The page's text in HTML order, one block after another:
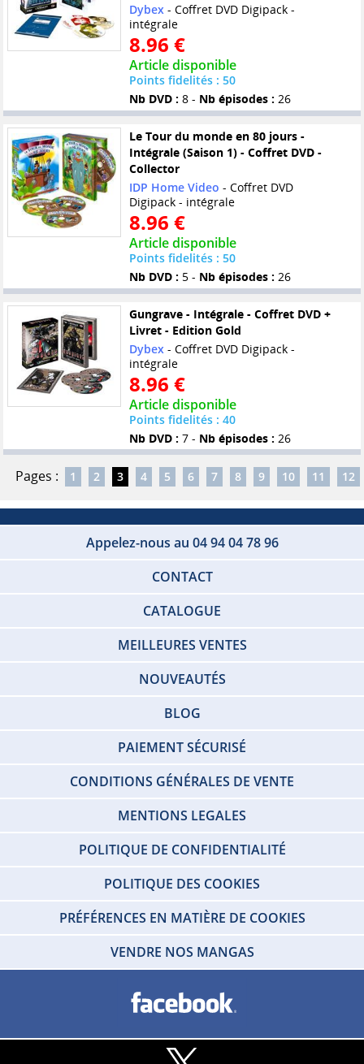
Dybex- Coffret DVD Digipack -
intégrale
8.96 €
Article disponible
Points fidelités : 50
Nb DVD : 8 - Nb épisodes : 26
Le Tour du monde en 80 jours -
Intégrale (Saison 1) - Coffret DVD -
Collector
IDP Home Video - Coffret DVD
Digipack - intégrale
8.96 €
Article disponible
Points fidelités : 50
Nb DVD : 5 - Nb épisodes : 26
Gungrave - Intégrale - Coffret DVD +
Livret - Edition Gold
Dybex- Coffret DVD Digipack -
intégrale
8.96 €
Article disponible
Points fidelités : 40
Nb DVD : 7 - Nb épisodes : 26
Pages : 1 2 3 4 5 6 7 8 9 10 11 12
Appelez-nous au 04 94 04 78 96
CONTACT
CATALOGUE
MEILLEURES VENTES
NOUVEAUTÉS
BLOG
PAIEMENT SÉCURISÉ
CONDITIONS GÉNÉRALES DE VENTE
MENTIONS LEGALES
POLITIQUE DE CONFIDENTIALITÉ
POLITIQUE DES COOKIES
PRÉFÉRENCES EN MATIÈRE DE COOKIES
VENDRE NOS MANGAS